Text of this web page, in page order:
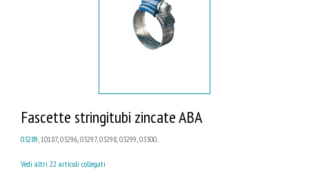
Fascette stringitubi zincate ABA
03289, 10187, 03296, 03297, 03298, 03299, 03300...
Vedi altri 22 articoli collegati